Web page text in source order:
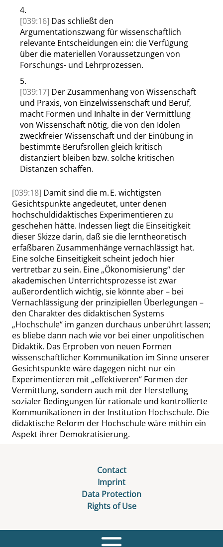
4.
[039:16] Das schließt den
Argumentationszwang für wissenschaftlich
relevante Entscheidungen ein: die Verfügung
über die materiellen Voraussetzungen von
Forschungs- und Lehrprozessen.
5.
[039:17] Der Zusammenhang von Wissenschaft
und Praxis, von Einzelwissenschaft und Beruf,
macht Formen und Inhalte in der Vermittlung
von Wissenschaft nötig, die von den Idolen
zweckfreier Wissenschaft und der Einübung in
bestimmte Berufsrollen gleich kritisch
distanziert bleiben bzw. solche kritischen
Distanzen schaffen.
[039:18] Damit sind die m. E. wichtigsten
Gesichtspunkte angedeutet, unter denen
hochschuldidaktisches Experimentieren zu
geschehen hätte. Indessen liegt die Einseitigkeit
dieser Skizze darin, daß sie die lerntheoretisch
erfaßbaren Zusammenhänge vernachlässigt hat.
Eine solche Einseitigkeit scheint jedoch hier
vertretbar zu sein. Eine „Ökonomisierung“der
akademischen Unterrichtsprozesse ist zwar
außerordentlich wichtig, sie könnte aber – bei
Vernachlässigung der prinzipiellen Überlegungen –
den Charakter des didaktischen Systems
„Hochschule“ im ganzen durchaus unberührt lassen;
es bliebe dann nach wie vor bei einer unpolitischen
Didaktik. Das Erproben von neuen Formen
wissenschaftlicher Kommunikation im Sinne unserer
Gesichtspunkte wäre dagegen nicht nur ein
Experimentieren mit „effektiveren“ Formen der
Vermittlung, sondern auch mit der Herstellung
sozialer Bedingungen für rationale und kontrollierte
Kommunikationen in der Institution Hochschule. Die
didaktische Reform der Hochschule wäre mithin ein
Aspekt ihrer Demokratisierung.
Contact
Imprint
Data Protection
Rights of Use